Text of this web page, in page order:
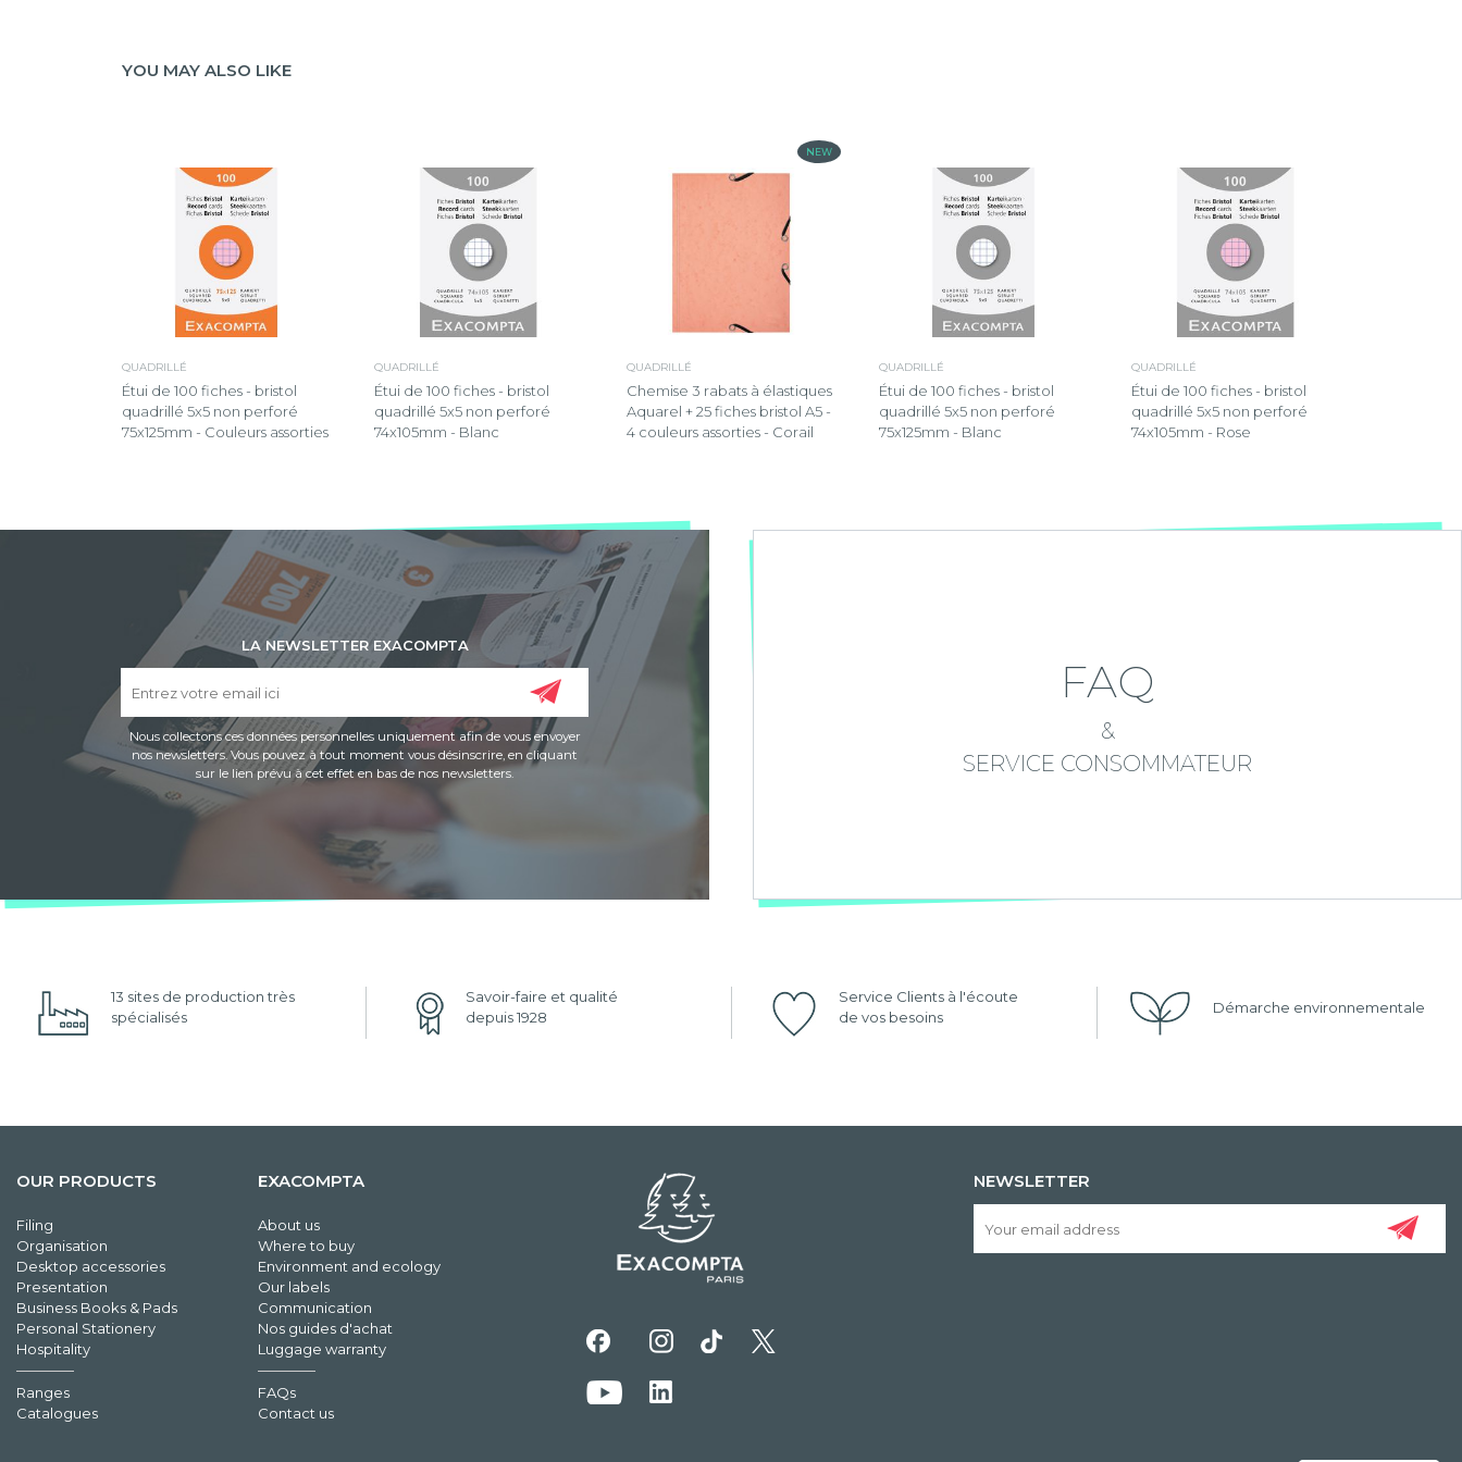
YOU MAY ALSO LIKE
QUADRILLÉ
Étui de 100 fiches - bristol
quadrillé 5x5 non perforé
75x125mm - Couleurs assorties
QUADRILLÉ
Étui de 100 fiches - bristol
quadrillé 5x5 non perforé
74x105mm - Blanc
NEW
QUADRILLÉ
Chemise 3 rabats à élastiques
Aquarel + 25 fiches bristol A5 -
4 couleurs assorties - Corail
QUADRILLÉ
Étui de 100 fiches - bristol
quadrillé 5x5 non perforé
75x125mm - Blanc
QUADRILLÉ
Étui de 100 fiches - bristol
quadrillé 5x5 non perforé
74x105mm - Rose
LA NEWSLETTER EXACOMPTA
Nous collectons ces données personnelles uniquement afin de vous envoyer
nos newsletters. Vous pouvez à tout moment vous désinscrire, en cliquant
sur le lien prévu à cet effet en bas de nos newsletters.
FAQ
&
SERVICE CONSOMMATEUR
13 sites de production très
spécialisés
Savoir-faire et qualité
depuis 1928
Service Clients à l'écoute
de vos besoins
Démarche environnementale
OUR PRODUCTS
Filing
Organisation
Desktop accessories
Presentation
Business Books & Pads
Personal Stationery
Hospitality
Ranges
Catalogues
EXACOMPTA
About us
Where to buy
Environment and ecology
Our labels
Communication
Nos guides d'achat
Luggage warranty
FAQs
Contact us
NEWSLETTER